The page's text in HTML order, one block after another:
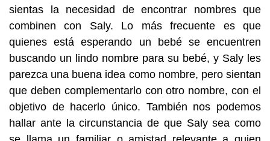
sientas la necesidad de encontrar nombres que
combinen con Saly. Lo más frecuente es que
quienes está esperando un bebé se encuentren
buscando un lindo nombre para su bebé, y Saly les
parezca una buena idea como nombre, pero sientan
que deben complementarlo con otro nombre, con el
objetivo de hacerlo único. También nos podemos
hallar ante la circunstancia de que Saly sea como